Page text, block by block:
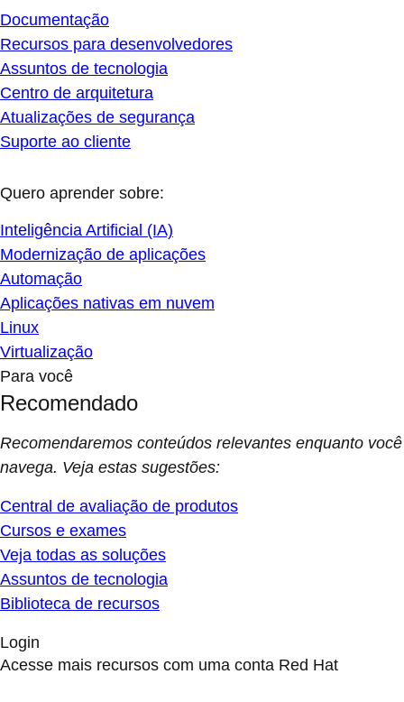
Documentação
Recursos para desenvolvedores
Assuntos de tecnologia
Centro de arquitetura
Atualizações de segurança
Suporte ao cliente
Quero aprender sobre:
Inteligência Artificial (IA)
Modernização de aplicações
Automação
Aplicações nativas em nuvem
Linux
Virtualização
Para você
Recomendado
Recomendaremos conteúdos relevantes enquanto você
navega. Veja estas sugestões:
Central de avaliação de produtos
Cursos e exames
Veja todas as soluções
Assuntos de tecnologia
Biblioteca de recursos
Login
Acesse mais recursos com uma conta Red Hat